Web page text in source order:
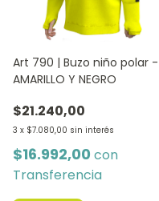
Art 790 | Buzo niño polar -
AMARILLO Y NEGRO
$21.240,00
3 x $7.080,00 sin interés
$16.992,00 con
Transferencia